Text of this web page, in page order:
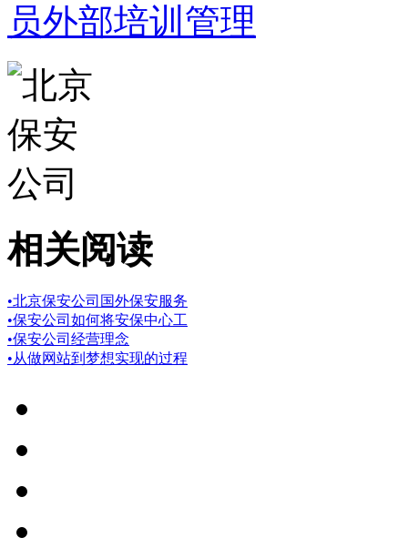
员外部培训管理
相关阅读
•北京保安公司国外保安服务
•保安公司如何将安保中心工
•保安公司经营理念
•从做网站到梦想实现的过程